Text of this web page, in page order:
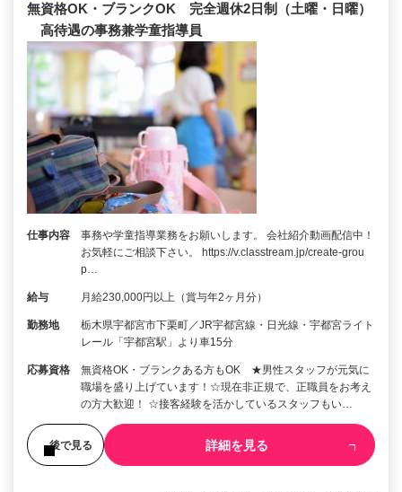
無資格OK・ブランクOK 完全週休2日制（土曜・日曜）
高待遇の事務兼学童指導員
仕事内容
事務や学童指導業務をお願いします。 会社紹介動画配信中！
お気軽にご相談下さい。 https://v.classtream.jp/create-grou
p…
給与 月給230,000円以上（賞与年2ヶ月分）
勤務地
栃木県宇都宮市下栗町／JR宇都宮線・日光線・宇都宮ライト
レール「宇都宮駅」より車15分
応募資格
無資格OK・ブランクある方もOK ★男性スタッフが元気に
職場を盛り上げています！☆現在非正規で、正職員をお考え
の方大歓迎！ ☆接客経験を活かしているスタッフもい…
後で見る 詳細を見る